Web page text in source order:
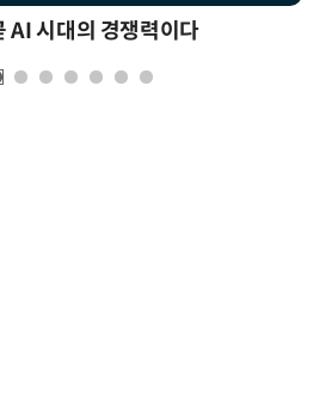
AI 시대의 경쟁력이다